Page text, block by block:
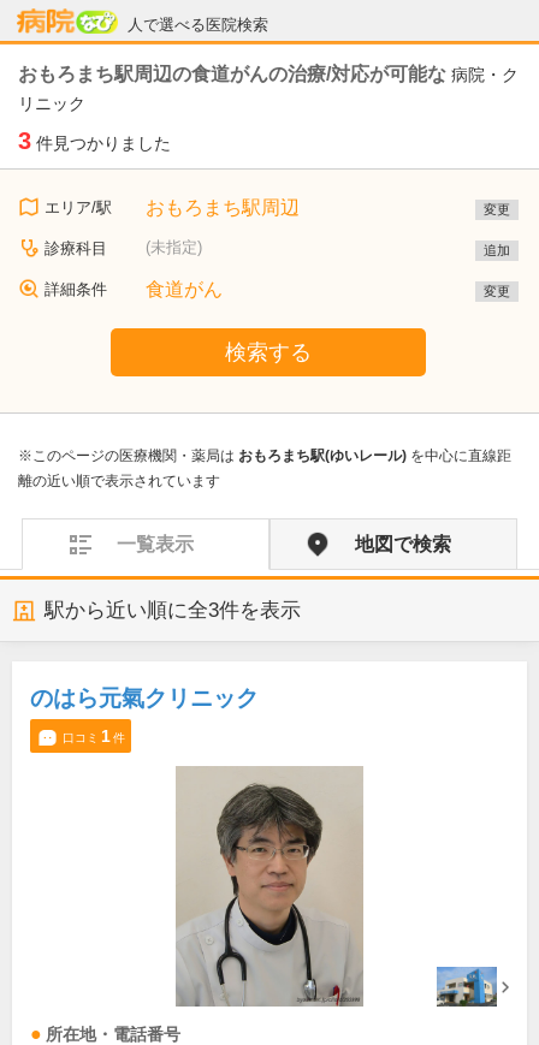
人で選べる医院検索
病院なび
おもろまち駅周辺の食道がんの治療/対応が可能な 病院・ク
リニック
3 件見つかりました
エリア/駅 おもろまち駅周辺 変更
診療科目 (未指定) 追加
詳細条件 食道がん 変更
検索する
※このページの医療機関・薬局は おもろまち駅(ゆいレール) を中心に直線距
離の近い順で表示されています
一覧表示 地図で検索
駅から近い順に全3件を表示
のはら元氣クリニック
口コミ 1件
所在地・電話番号